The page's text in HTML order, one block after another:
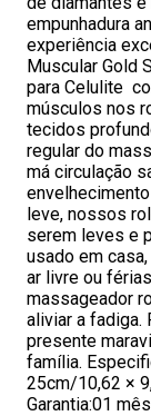
empunhadura
experiência
Muscular Gold
para Celulite
músculos nos
tecidos
regular do
má circulação
leve, nossos
serem leves e
usado em
ar livre ou
massageador
aliviar a fadiga.
presente
família.
25cm/10,62 ×
Garantia:01